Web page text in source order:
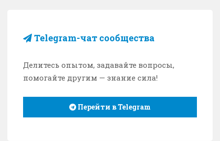
Telegram-чат сообщества
Делитесь опытом, задавайте вопросы,
помогайте другим — знание сила!
Перейти в Telegram